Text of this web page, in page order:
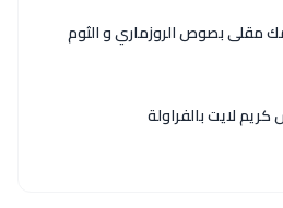
بصوص الروزماري و الثوم
لايت بالفراولة